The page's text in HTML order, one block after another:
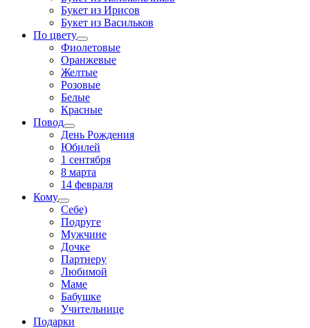
Букет из Ирисов
Букет из Васильков
По цвету
Фиолетовые
Оранжевые
Желтые
Розовые
Белые
Красные
Повод
День Рождения
Юбилей
1 сентября
8 марта
14 февраля
Кому
Себе)
Подруге
Мужчине
Дочке
Партнеру
Любимой
Маме
Бабушке
Учительнице
Подарки